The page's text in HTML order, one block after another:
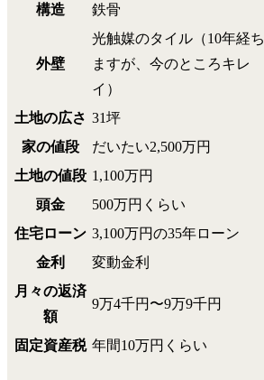
構造
鉄骨
外壁
光触媒のタイル（10年経ち
ますが、今のところキレ
イ）
土地の広さ 31坪
家の値段
だいたい2,500万円
土地の値段 1,100万円
頭金
500万円くらい
住宅ローン 3,100万円の35年ローン
金利
変動金利
月々の返済
額
9万4千円〜9万9千円
固定資産税 年間10万円くらい